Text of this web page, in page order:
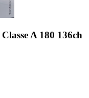
Classe A 180 136ch